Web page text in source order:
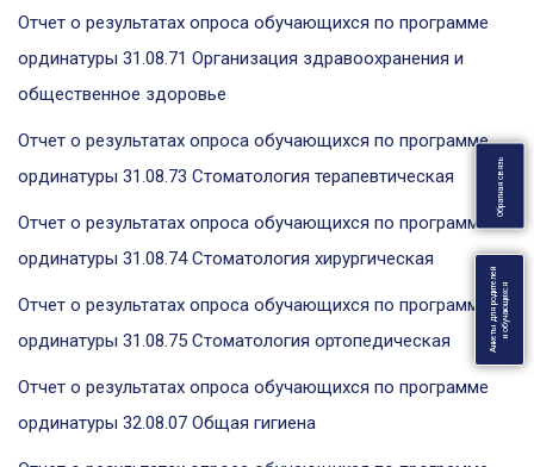
О
б
р
а
т
н
а
я
с
в
я
з
ь
Анкеты для родителей иобучающихс
я
Отчет о результатах опроса обучающихся по программе
ординатуры 31.08.71 Организация здравоохранения и
общественное здоровье
Отчет о результатах опроса обучающихся по программе
ординатуры 31.08.73 Стоматология терапевтическая
Отчет о результатах опроса обучающихся по программе
ординатуры 31.08.74 Стоматология хирургическая
Отчет о результатах опроса обучающихся по программе
ординатуры 31.08.75 Стоматология ортопедическая
Отчет о результатах опроса обучающихся по программе
ординатуры 32.08.07 Общая гигиена